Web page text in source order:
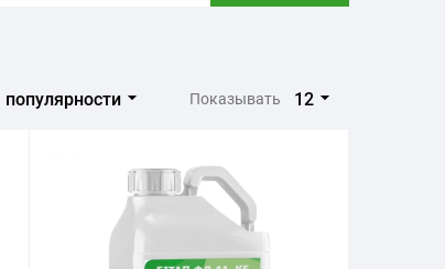
популярности Показывать 12